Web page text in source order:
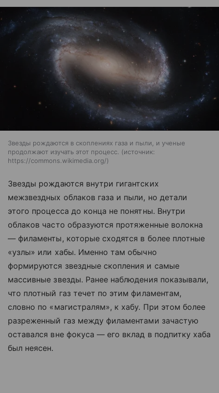
Звезды рождаются в скоплениях газа и пыли, и ученые
продолжают изучать этот процесс.
источник:
https://commons.wikimedia.org/
Звезды рождаются внутри гигантских
межзвездных облаков газа и пыли, но детали
этого процесса до конца не понятны. Внутри
облаков часто образуются протяженные волокна
— филаменты, которые сходятся в более плотные
«узлы» или хабы. Именно там обычно
формируются звездные скопления и самые
массивные звезды. Ранее наблюдения показывали,
что плотный газ течет по этим филаментам,
словно по «магистралям», к хабу. При этом более
разреженный газ между филаментами зачастую
оставался вне фокуса — его вклад в подпитку хаба
был неясен.